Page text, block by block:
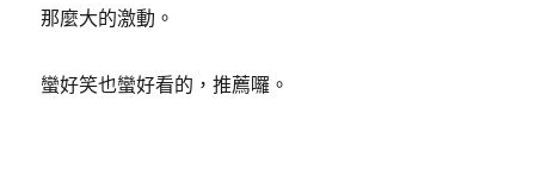
那麼大的激動。
蠻好笑也蠻好看的，推薦囉。